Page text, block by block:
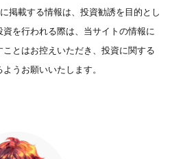
掲載する情報は、投資勧誘を目的とし
を行われる際は、当サイトの情報に
とはお控えいただき、投資に関する
うお願いいたします。